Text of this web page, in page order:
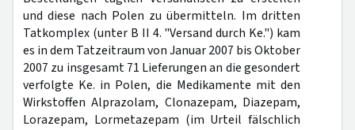
und diese nach Polen zu übermitteln. Im dritten
Tatkomplex (unter B II 4. "Versand durch Ke.") kam
es in dem Tatzeitraum von Januar 2007 bis Oktober
2007 zu insgesamt 71 Lieferungen an die gesondert
verfolgte Ke. in Polen, die Medikamente mit den
Wirkstoffen Alprazolam, Clonazepam, Diazepam,
Lorazepam, Lormetazepam (im Urteil fälschlich